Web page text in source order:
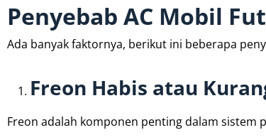
Penyebab AC Mobil
Ada banyak faktornya, berikut ini beberapa
Freon Habis atau
Freon adalah komponen penting dalam sistem